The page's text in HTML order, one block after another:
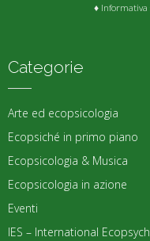
♦ Informativa
Categorie
Arte ed ecopsicologia
Ecopsiché in primo piano
Ecopsicologia & Musica
Ecopsicologia in azione
Eventi
IES – International